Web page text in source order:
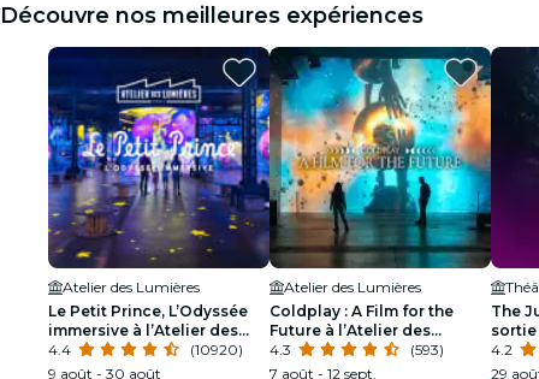
Découvre nos meilleures expériences
Atelier des Lumières
Le Petit Prince, L’Odyssée
immersive à l’Atelier des
Lumières
4.4
(10920)
9 août - 30 août
Atelier des Lumières
Coldplay : A Film for the
Future à l’Atelier des
Lumières
4.3
(593)
7 août - 12 sept.
The
sortie
4.2
29